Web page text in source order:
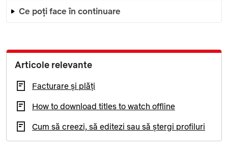
Ce poți face în continuare
Articole relevante
Facturare și plăți
How to download titles to watch offline
Cum să creezi, să editezi sau să ștergi profiluri